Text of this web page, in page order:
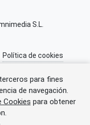
para fines
de navegación.
Cookies para obtener
S.L.
Política de cookies